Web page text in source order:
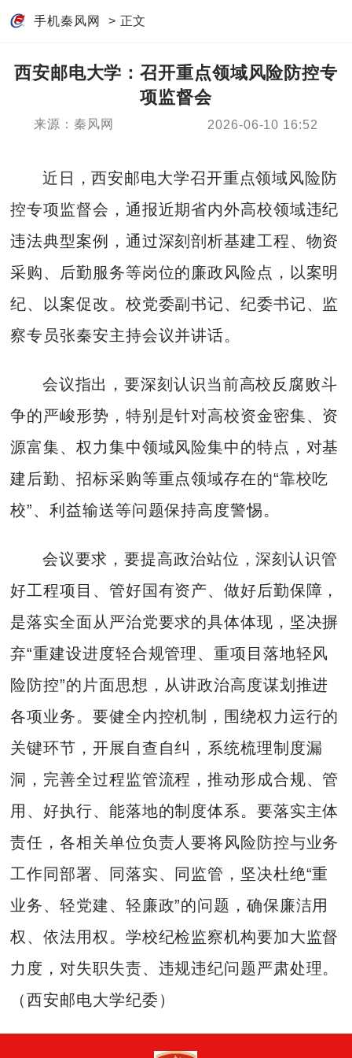
手机秦风网 > 正文
西安邮电大学：召开重点领域风险防控专
项监督会
来源：秦风网 2026-06-10 16:52
近日，西安邮电大学召开重点领域风险防
控专项监督会，通报近期省内外高校领域违纪
违法典型案例，通过深刻剖析基建工程、物资
采购、后勤服务等岗位的廉政风险点，以案明
纪、以案促改。校党委副书记、纪委书记、监
察专员张秦安主持会议并讲话。
会议指出，要深刻认识当前高校反腐败斗
争的严峻形势，特别是针对高校资金密集、资
源富集、权力集中领域风险集中的特点，对基
建后勤、招标采购等重点领域存在的“靠校吃
校”、利益输送等问题保持高度警惕。
会议要求，要提高政治站位，深刻认识管
好工程项目、管好国有资产、做好后勤保障，
是落实全面从严治党要求的具体体现，坚决摒
弃“重建设进度轻合规管理、重项目落地轻风
险防控”的片面思想，从讲政治高度谋划推进
各项业务。要健全内控机制，围绕权力运行的
关键环节，开展自查自纠，系统梳理制度漏
洞，完善全过程监管流程，推动形成合规、管
用、好执行、能落地的制度体系。要落实主体
责任，各相关单位负责人要将风险防控与业务
工作同部署、同落实、同监管，坚决杜绝“重
业务、轻党建、轻廉政”的问题，确保廉洁用
权、依法用权。学校纪检监察机构要加大监督
力度，对失职失责、违规违纪问题严肃处理。
（西安邮电大学纪委）